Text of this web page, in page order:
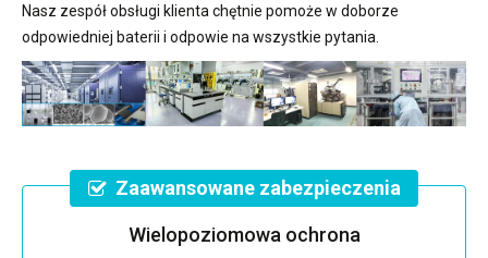
Nasz zespół obsługi klienta chętnie pomoże w doborze
odpowiedniej baterii i odpowie na wszystkie pytania.
Zaawansowane zabezpieczenia
Wielopoziomowa ochrona